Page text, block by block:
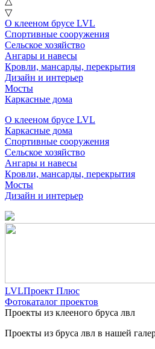
▽
О клееном брусе LVL
Спортивные сооружения
Сельское хозяйство
Ангары и навесы
Кровли, мансарды, перекрытия
Дизайн и интерьер
Мосты
Каркасные дома
О клееном брусе LVL
Каркасные дома
Спортивные сооружения
Сельское хозяйство
Ангары и навесы
Кровли, мансарды, перекрытия
Мосты
Дизайн и интерьер
LVLПроект Плюс
Фотокаталог проектов
Проекты из клееного бруса лвл
Проекты из бруса лвл в нашей